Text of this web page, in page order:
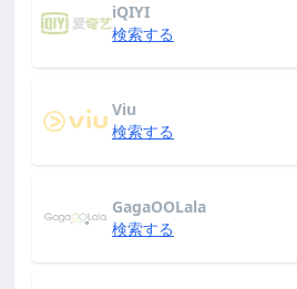
iQIYI
検索する
Viu
検索する
GagaOOLala
検索する